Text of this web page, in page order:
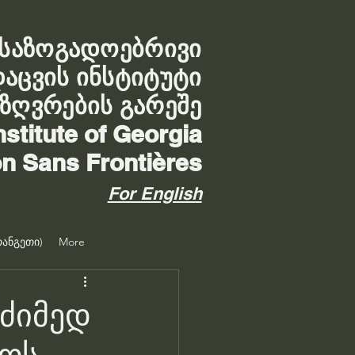
ინსტიტუტი
გარეშე
of Georgia
Sans Frontières
For English
More